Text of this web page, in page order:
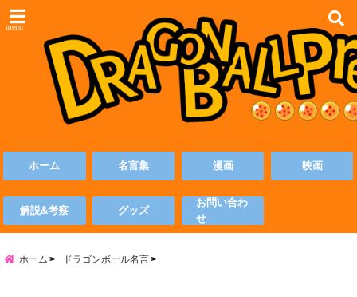
menu
ホーム 名言集 漫画 映画
解説&考察 グッズ
お問い合わ
せ
ホーム ドラゴンボール名言